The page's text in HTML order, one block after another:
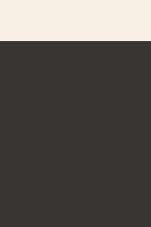
Notre Marque